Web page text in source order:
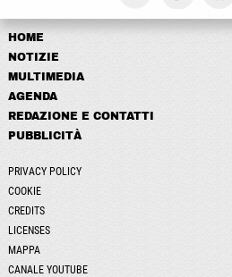
HOME
NOTIZIE
MULTIMEDIA
AGENDA
REDAZIONE E CONTATTI
PUBBLICITÀ
PRIVACY POLICY
COOKIE
CREDITS
LICENSES
MAPPA
CANALE YOUTUBE